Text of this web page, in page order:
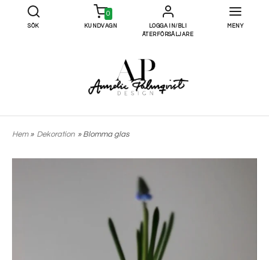
SÖK
0
KUNDVAGN
LOGGA IN/BLI
ÅTERFÖRSÄLJARE
MENY
Hem» Dekoration » Blomma glas